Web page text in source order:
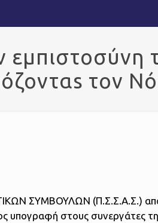
εμπιστοσύνη
τον
ΣΥΜΒΟΥΛΩΝ (Π.Σ.Σ.Α.Σ.) από
υπογραφή στους συνεργάτες